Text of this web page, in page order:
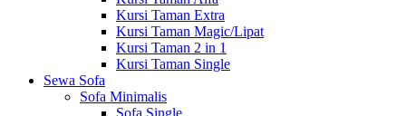
Kursi Taman Extra
Kursi Taman Magic/Lipat
Kursi Taman 2 in 1
Kursi Taman Single
Sewa Sofa
Sofa Minimalis
Sofa Single